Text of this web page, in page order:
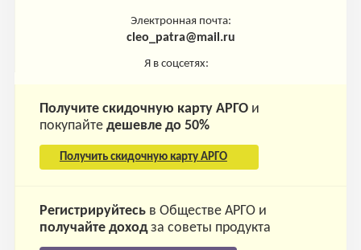
Электронная почта:
cleo_patra@mail.ru
Я в соцсетях:
Получите скидочную карту АРГОи
покупайте дешевле до 50%
Получить скидочную карту АРГО
Регистрируйтесьв Обществе АРГО и
получайте доходза советы продукта